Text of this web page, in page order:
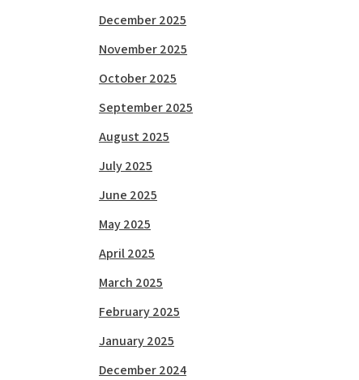
December 2025
November 2025
October 2025
September 2025
August 2025
July 2025
June 2025
May 2025
April 2025
March 2025
February 2025
January 2025
December 2024